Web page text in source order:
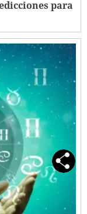
para